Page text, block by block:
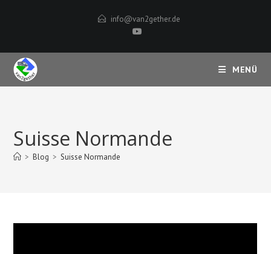
info@van2gether.de
MENÜ
Suisse Normande
> Blog > Suisse Normande